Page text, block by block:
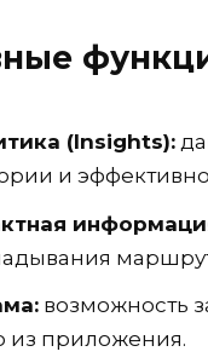
(Insights):
и
возможность
из приложения.